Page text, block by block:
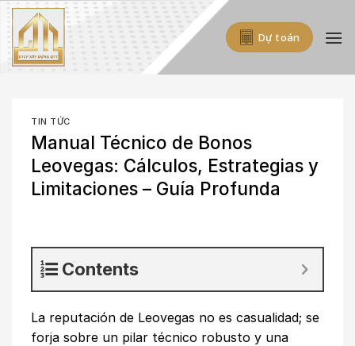
Skip
to
content
Dự toán
TIN TỨC
Manual Técnico de Bonos
Leovegas: Cálculos, Estrategias y
Limitaciones – Guía Profunda
Contents
La reputación de Leovegas no es casualidad; se
forja sobre un pilar técnico robusto y una